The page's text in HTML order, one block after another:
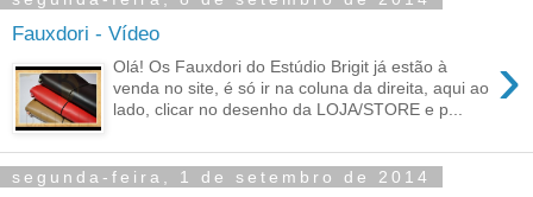
Fauxdori - Vídeo
›
Olá! Os Fauxdori do Estúdio Brigit já estão à
venda no site, é só ir na coluna da direita, aqui ao
lado, clicar no desenho da LOJA/STORE e p...
segunda-feira, 1 de setembro de 2014